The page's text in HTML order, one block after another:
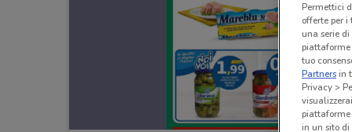
Permettici
offerte per
una serie
piattaforme
tuo
Partnersin
Privacy >
piattaforme
in un sito